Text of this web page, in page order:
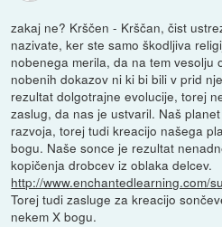
zakaj ne? Krščen - Krščan, čist
nazivate, ker ste samo škodljiva
nobenega merila, da na tem vesolju
nobenih dokazov ni ki bi bili v prid
rezultat dolgotrajne evolucije, torej
zaslug, da nas je ustvaril. Naš
razvoja, torej tudi kreacijo našega
bogu. Naše sonce je rezultat
kopičenja drobcev iz oblaka delcev.
http://www.enchantedlearning.com/
Torej tudi zasluge za kreacijo
nekem X bogu.